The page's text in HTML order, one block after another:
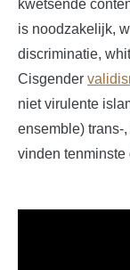
kwetsende
is noodzakelijk,
discriminatie,
Cisgender
niet virulente
ensemble) trans-
vinden tenminste